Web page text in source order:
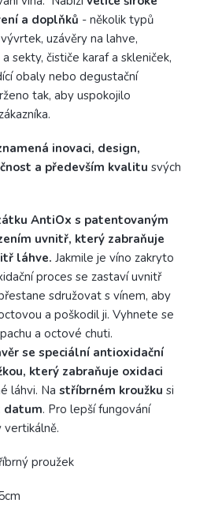
a doplňků - několik typů
uzávěry na lahve,
sekty, čističe karaf a skleniček,
obaly nebo degustační
tak, aby uspokojilo
inovaci, design,
a především kvalitu svých
AntiOx s patentovaným
uvnitř, který zabraňuje
láhve. Jakmile je víno zakryto
proces se zastaví uvnitř
sdružovat s vínem, aby
a poškodil ji. Vyhnete se
a octové chuti.
se speciální antioxidační
který zabraňuje oxidaci
láhvi. Na stříbrném kroužku si
datum. Pro lepší fungování
proužek